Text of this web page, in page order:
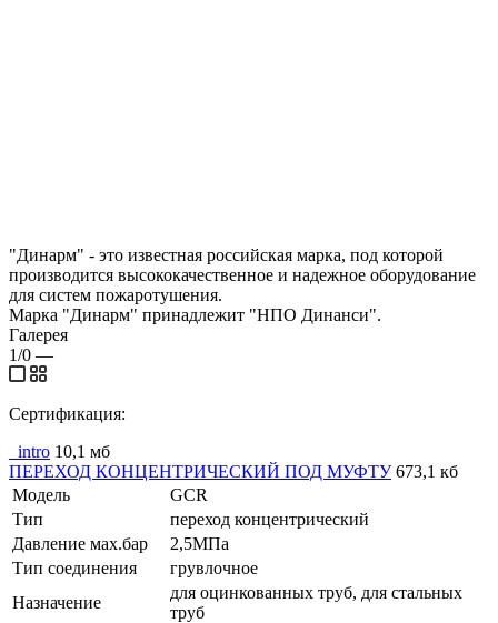
"Динарм" - это известная российская марка, под которой
производится высококачественное и надежное оборудование
для систем пожаротушения.
Марка "Динарм" принадлежит "НПО Динанси".
Галерея
1/0 —
Сертификация:
_intro 10,1 мб
ПЕРЕХОД КОНЦЕНТРИЧЕСКИЙ ПОД МУФТУ 673,1 кб
Модель
GCR
Тип
переход концентрический
Давление мах.бар
2,5МПа
Тип соединения
грувлочное
Назначение
для оцинкованных труб, для стальных
труб